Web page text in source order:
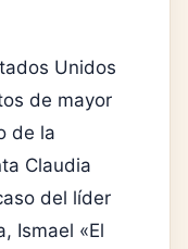
Unidos
de mayor
de la
Claudia
del líder
Ismael «El